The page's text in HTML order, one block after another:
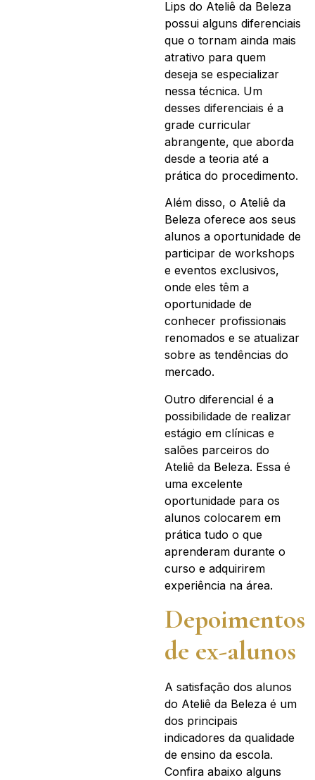
Lips do Ateliê da Beleza
possui alguns diferenciais
que o tornam ainda mais
atrativo para quem
deseja se especializar
nessa técnica. Um
desses diferenciais é a
grade curricular
abrangente, que aborda
desde a teoria até a
prática do procedimento.
Além disso, o Ateliê da
Beleza oferece aos seus
alunos a oportunidade de
participar de workshops
e eventos exclusivos,
onde eles têm a
oportunidade de
conhecer profissionais
renomados e se atualizar
sobre as tendências do
mercado.
Outro diferencial é a
possibilidade de realizar
estágio em clínicas e
salões parceiros do
Ateliê da Beleza. Essa é
uma excelente
oportunidade para os
alunos colocarem em
prática tudo o que
aprenderam durante o
curso e adquirirem
experiência na área.
Depoimentos
de ex-alunos
A satisfação dos alunos
do Ateliê da Beleza é um
dos principais
indicadores da qualidade
de ensino da escola.
Confira abaixo alguns